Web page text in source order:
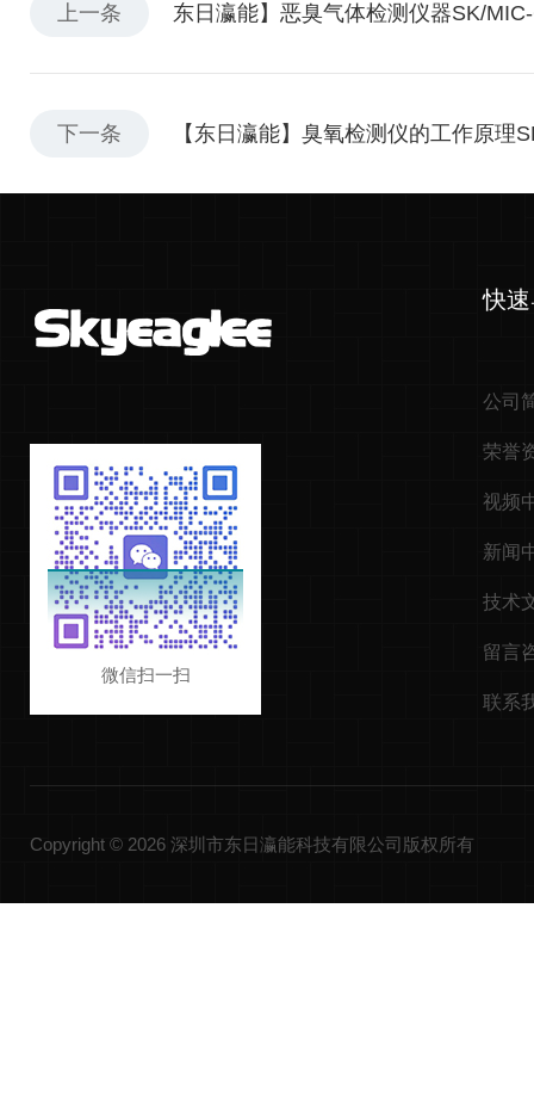
上一条 东日瀛能】恶臭气体检测仪器SK/
下一条 【东日瀛能】臭氧检测仪的工作原理
微信扫一扫
快
公司
荣誉
视频
新闻
技术
留言
联系
Copyright © 2026 深圳市东日瀛能科技有限公司版权所有